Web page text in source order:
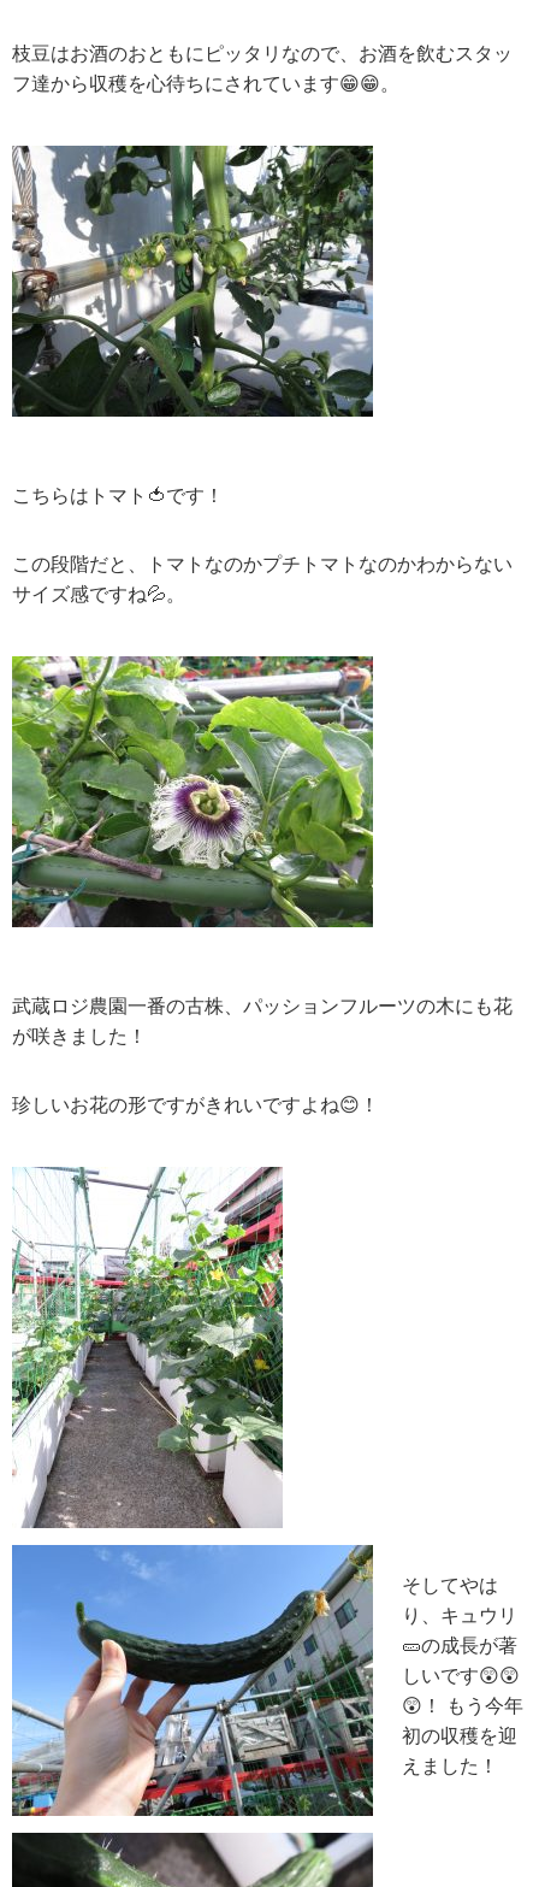
枝豆はお酒のおともにピッタリなので、お酒を飲むスタッ
フ達から収穫を心待ちにされています😁😁。
こちらはトマト🍅です！
この段階だと、トマトなのかプチトマトなのかわからない
サイズ感ですね💦。
武蔵ロジ農園一番の古株、パッションフルーツの木にも花
が咲きました！
珍しいお花の形ですがきれいですよね😊！
そしてやは
り、キュウリ
🥒の成長が著
しいです😲😲
😲！
もう今年
初の収穫を迎
えました！